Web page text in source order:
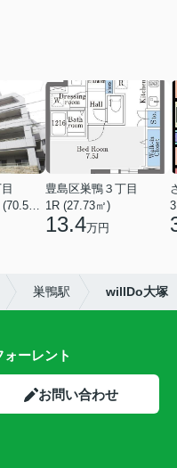
豊島区巣鴨３丁目
1R (27.73㎡)
13.4万円
巣鴨駅 willDo大塚
ーレント
お問い合わせ